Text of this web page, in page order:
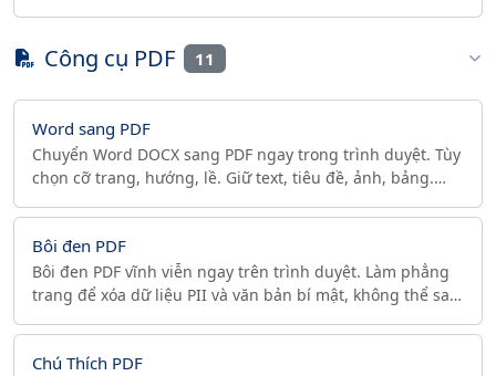
Công cụ PDF 11
Word sang PDF
Chuyển Word DOCX sang PDF ngay trong trình duyệt. Tùy
chọn cỡ trang, hướng, lề. Giữ text, tiêu đề, ảnh, bảng.
Bôi đen PDF
Bôi đen PDF vĩnh viễn ngay trên trình duyệt. Làm phẳng
trang để xóa dữ liệu PII và văn bản bí mật, không thể sao
Chú Thích PDF